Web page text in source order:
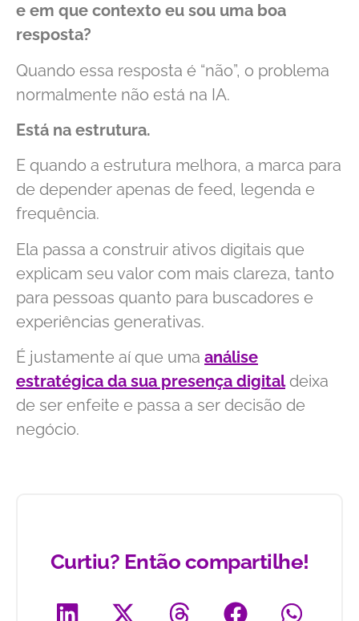
e em que contexto eu sou uma boa
resposta?
Quando essa resposta é “não”, o problema
normalmente não está na IA.
Está na estrutura.
E quando a estrutura melhora, a marca para
de depender apenas de feed, legenda e
frequência.
Ela passa a construir ativos digitais que
explicam seu valor com mais clareza, tanto
para pessoas quanto para buscadores e
experiências generativas.
É justamente aí que uma análise
estratégica da sua presença digitaldeixa
de ser enfeite e passa a ser decisão de
negócio.
Curtiu? Então compartilhe!